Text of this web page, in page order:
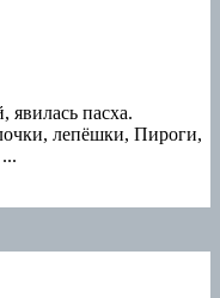
явилась пасха.
лепёшки, Пироги,